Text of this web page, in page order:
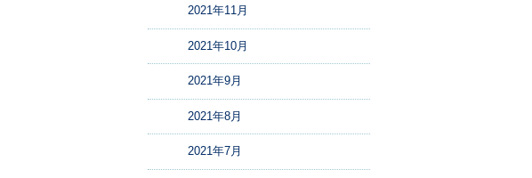
2021年11月
2021年10月
2021年9月
2021年8月
2021年7月